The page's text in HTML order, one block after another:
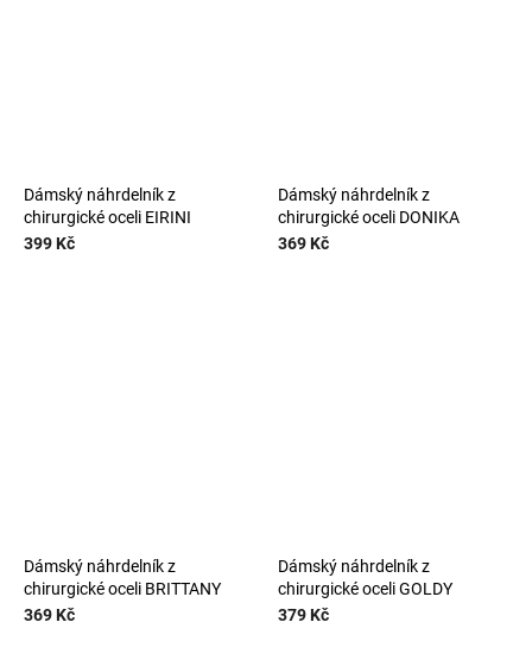
Dámský náhrdelník z
chirurgické oceli EIRINI
399 Kč
Dámský náhrdelník z
chirurgické oceli DONIKA
369 Kč
Dámský náhrdelník z
chirurgické oceli BRITTANY
369 Kč
Dámský náhrdelník z
chirurgické oceli GOLDY
379 Kč